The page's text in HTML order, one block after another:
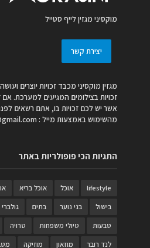
מוקסיני מגזין לייף סטייל
יצירת קשר
מגזין מוקסיני מכבד זכויות יוצרים
זכויות בצילומים המגיעים למערכת. אם
אשר יש לכם זכויות בו, אתם רשאים
מהשימוש באמצעות מייל :
התגיות הכי פופולריות באתר
lifestyle אוכל אוכל בריא
בישול
בני נוער בתים גולברי
טבעות
טיולי משפחות טרויה
לנד רובר
מוזאון מוזיקה